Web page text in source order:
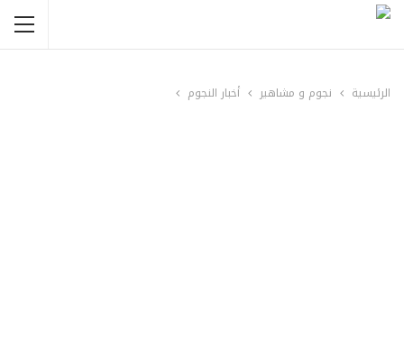
الرئيسية نجوم و مشاهير أخبار النجوم